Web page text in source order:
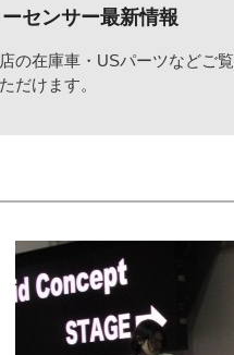
ーセンサー最新情報
の在庫車・USパーツなどご覧
だけます。